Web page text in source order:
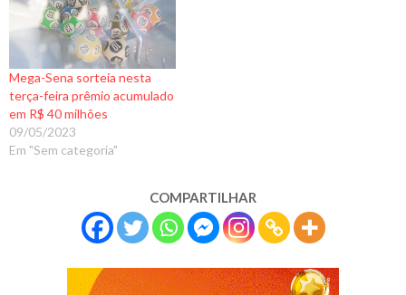
Mega-Sena sorteia nesta
terça-feira prêmio acumulado
em R$ 40 milhões
09/05/2023
Em "Sem categoria"
COMPARTILHAR